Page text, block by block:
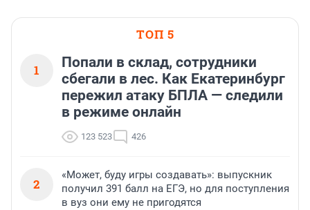
ТОП 5
1
Попали в склад, сотрудники
сбегали в лес. Как Екатеринбург
пережил атаку БПЛА — следили
в режиме онлайн
123 523 426
2
«Может, буду игры создавать»: выпускник
получил 391 балл на ЕГЭ, но для поступления
в вуз они ему не пригодятся